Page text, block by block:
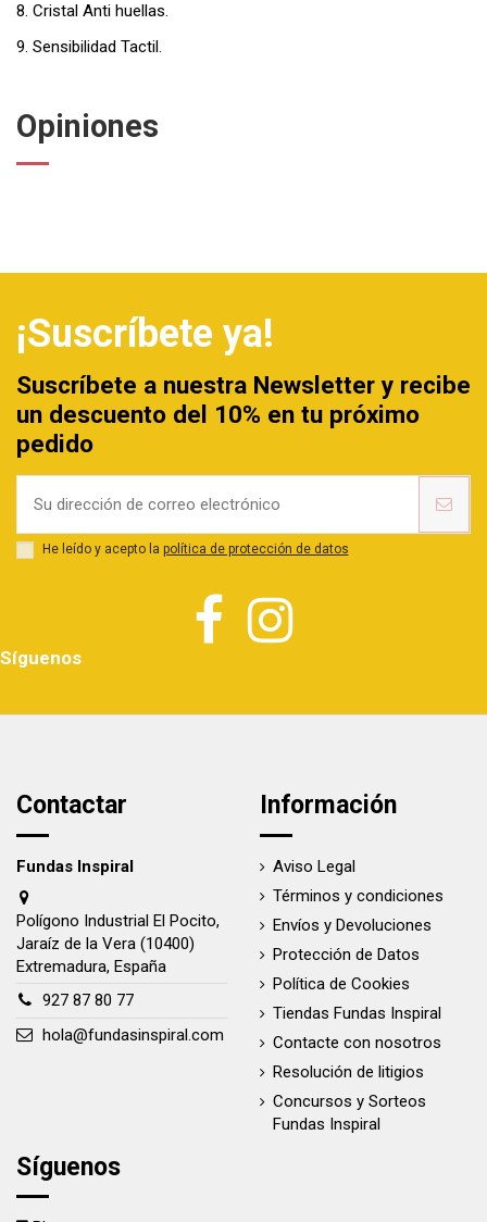
8. Cristal Anti huellas.
9. Sensibilidad Tactil.
Opiniones
¡Suscríbete ya!
Suscríbete a nuestra Newsletter y recibe
un descuento del 10% en tu próximo
pedido
He leído y acepto la política de protección de datos
Síguenos
Contactar
Fundas Inspiral
Polígono Industrial El Pocito,
Jaraíz de la Vera (10400)
Extremadura, España
927 87 80 77
hola@fundasinspiral.com
Información
Aviso Legal
Términos y condiciones
Envíos y Devoluciones
Protección de Datos
Política de Cookies
Tiendas Fundas Inspiral
Contacte con nosotros
Resolución de litigios
Concursos y Sorteos
Fundas Inspiral
Síguenos